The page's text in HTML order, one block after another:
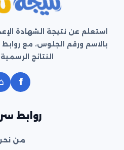
استعلم عن نتيجة الشهادة
بالاسم ورقم الجلوس، مع روابط
النتائج
f
روابط
من